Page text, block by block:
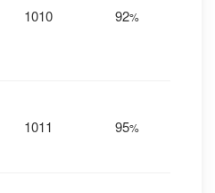
1010 92%
1011 95%